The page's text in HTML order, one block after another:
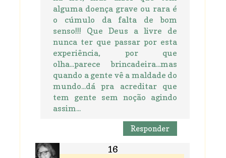
alguma doença grave ou rara é
o cúmulo da falta de bom
senso!!! Que Deus a livre de
nunca ter que passar por esta
experiência, por que
olha...parece brincadeira...mas
quando a gente vê a maldade do
mundo...dá pra acreditar que
tem gente sem noção agindo
assim...
Responder